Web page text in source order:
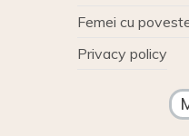
Femei cu
Privacy policy